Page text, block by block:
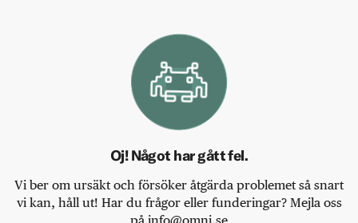
Oj! Något har gått fel.
Vi ber om ursäkt och försöker åtgärda problemet så snart
vi kan, håll ut! Har du frågor eller funderingar? Mejla oss